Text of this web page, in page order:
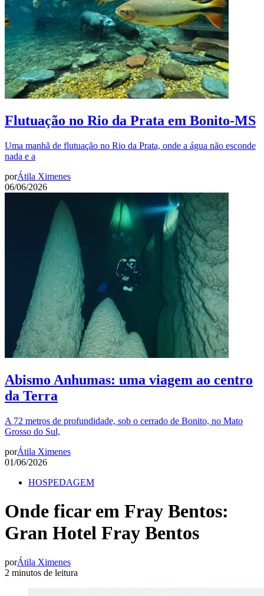
Flutuação no Rio da Prata em Bonito-MS
Uma manhã de flutuação no Rio da Prata, onde a água não esconde
nada e a
porÁtila Ximenes
06/06/2026
Abismo Anhumas: uma viagem ao centro
da Terra
A 72 metros de profundidade, sob o cerrado de Bonito, no Mato
Grosso do Sul,
porÁtila Ximenes
01/06/2026
HOSPEDAGEM
Onde ficar em Fray Bentos:
Gran Hotel Fray Bentos
porÁtila Ximenes
2 minutos de leitura